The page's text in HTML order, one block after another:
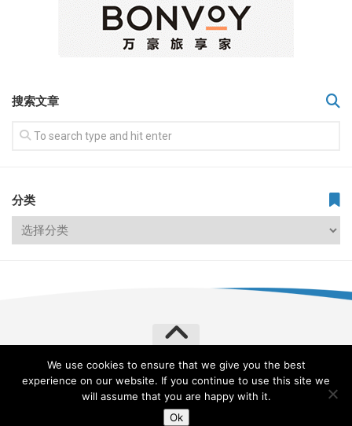
搜索文章
分类
飞常旅客 VERYLVKE © 2026. All Rights Reserved.
Powered byWordPress. Theme byAlx
We use cookies to ensure that we give you the best
experience on our website. If you continue to use this site we
will assume that you are happy with it.
Ok